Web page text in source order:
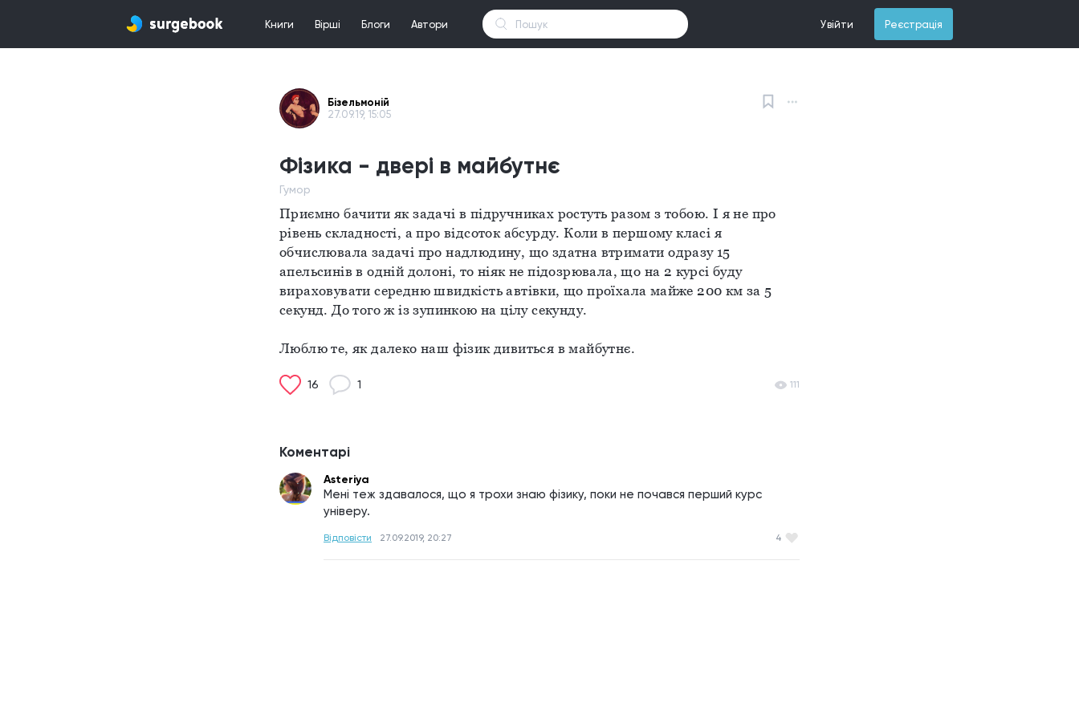
Книги Вірші Блоги Автори Увійти Реєстрація
Бізельмоній
27.09.19, 15:05
Фізика - двері в майбутнє
Гумор
Приємно бачити як задачі в підручниках ростуть разом з тобою. І я не про
рівень складності, а про відсоток абсурду. Коли в першому класі я
обчислювала задачі про надлюдину, що здатна втримати одразу 15
апельсинів в одній долоні, то ніяк не підозрювала, що на 2 курсі буду
вираховувати середню швидкість автівки, що проїхала майже 200 км за 5
секунд. До того ж із зупинкою на цілу секунду.
Люблю те, як далеко наш фізик дивиться в майбутнє.
16 1 111
Коментарі
Asteriya
Мені теж здавалося, що я трохи знаю фізику, поки не почався перший курс
універу.
Відповісти 27.09.2019, 20:27 4